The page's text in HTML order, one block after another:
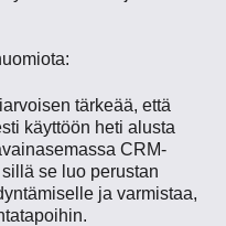
tärkeää, että
käyttöön heti alusta
CRM-
se luo perustan
ja varmistaa,